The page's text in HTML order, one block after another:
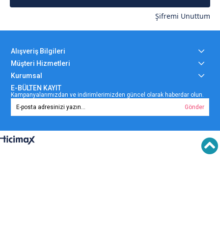
Şifremi Unuttum
Alışveriş Bilgileri
Müşteri Hizmetleri
Kurumsal
E-BÜLTEN KAYIT
Kampanyalarımızdan ve indirimlerimizden güncel olarak haberdar olun.
Gönder